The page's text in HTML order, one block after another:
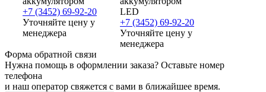
+7 (3452) 69-92-20
Уточняйте цену у
менеджера
LED
+7 (3452) 69-92-20
Уточняйте цену у
менеджера
Форма обратной связи
Нужна помощь в оформлении заказа? Оставьте номер
телефона
и наш оператор свяжется с вами в ближайшее время.